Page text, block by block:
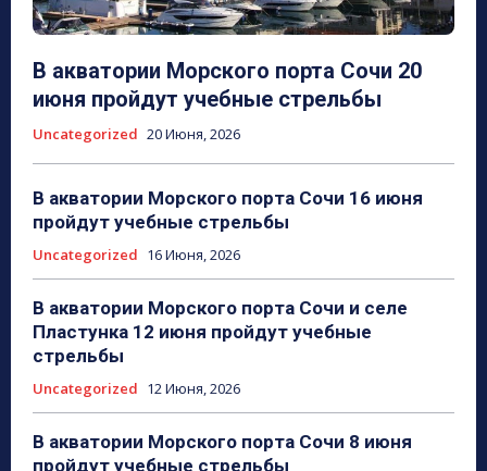
В акватории Морского порта Сочи 20
июня пройдут учебные стрельбы
Uncategorized 20 Июня, 2026
В акватории Морского порта Сочи 16 июня
пройдут учебные стрельбы
Uncategorized 16 Июня, 2026
В акватории Морского порта Сочи и селе
Пластунка 12 июня пройдут учебные
стрельбы
Uncategorized 12 Июня, 2026
В акватории Морского порта Сочи 8 июня
пройдут учебные стрельбы